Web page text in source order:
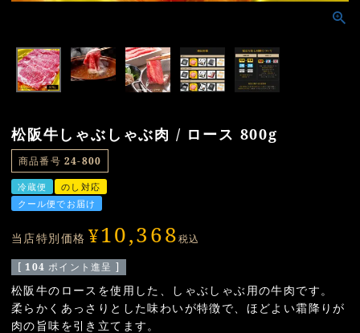
松阪牛しゃぶしゃぶ肉 / ロース 800g
商品番号 24-800
冷蔵便
のし対応
クール便でお届け
当店特別価格 ¥10,368税込
[ 104 ポイント進呈 ]
松阪牛のロースを使用した、しゃぶしゃぶ用の牛肉です。
柔らかくあっさりとした味わいが特徴で、ほどよい霜降りが
肉の旨味を引き立てます。